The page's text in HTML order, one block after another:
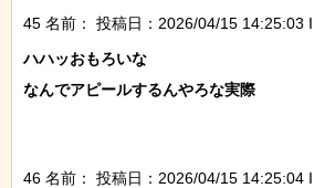
45 名前：
投稿日：2026/04/15 14:25:03
ハハッおもろいな
なんでアピールするんやろな実際
46 名前：
投稿日：2026/04/15 14:25:04